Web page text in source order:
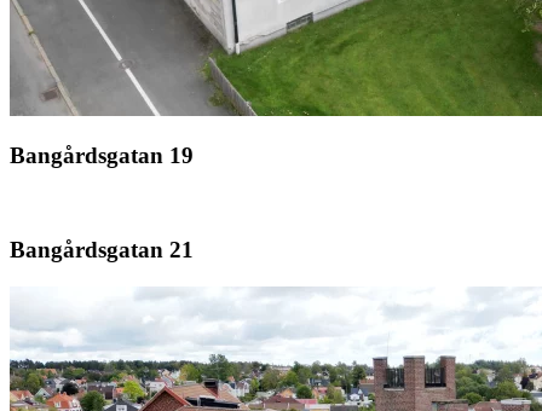
Bangårdsgatan 19
Bangårdsgatan 21